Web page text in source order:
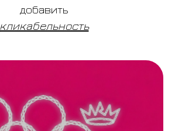
добавить
кликабельность